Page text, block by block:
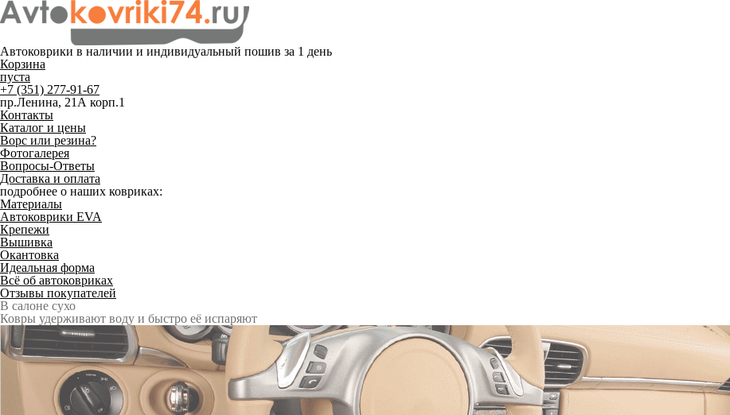
Автоковрики в наличии и индивидуальный пошив за 1 день
Корзина
пуста
+7 (351) 277-91-67
пр.Ленина, 21А корп.1
Контакты
Каталог и цены
Ворс или резина?
Фотогалерея
Вопросы-Ответы
Доставка и оплата
подробнее о наших ковриках:
Материалы
Автоковрики EVA
Крепежи
Вышивка
Окантовка
Идеальная форма
Всё об автоковриках
Отзывы покупателей
Служат до 10 лет
Только качественные российские материалы